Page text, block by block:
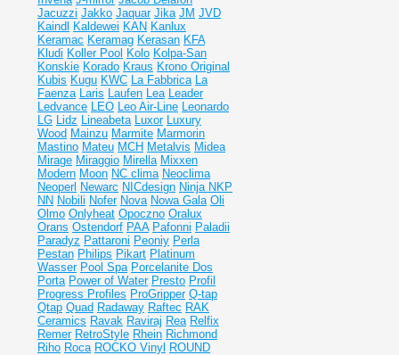
Jacuzzi Jakko Jaquar Jika JM JVD
Kaindl
Kaldewei KAN Kanlux
Keramac Keramag Kerasan KFA
Kludi Koller Pool Kolo Kolpa-San
Konskie Korado Kraus Krono Original
Kubis Kugu KWC La Fabbrica La
Faenza Laris Laufen Lea Leader
Ledvance LEO Leo Air-Line Leonardo
LG Lidz Lineabeta Luxor Luxury
Wood Mainzu Marmite Marmorin
Mastino Mateu MCH Metalvis Midea
Mirage Miraggio Mirella Mixxen
Modern Moon NC clima Neoclima
Neoperl Newarc NICdesign Ninja NKP
NN Nobili Nofer Nova Nowa Gala Oli
Olmo Onlyheat Opoczno Oralux
Orans Ostendorf PAA Pafonni Paladii
Paradyz Pattaroni Peoniy Perla
Pestan Philips Pikart Platinum
Wasser Pool Spa Porcelanite Dos
Porta Power of Water Presto Profil
Progress Profiles ProGripper Q-tap
Qtap Quad Radaway Raftec RAK
Ceramics Ravak Raviraj Rea Relfix
Remer RetroStyle Rhein Richmond
Riho Roca ROCKO Vinyl ROUND